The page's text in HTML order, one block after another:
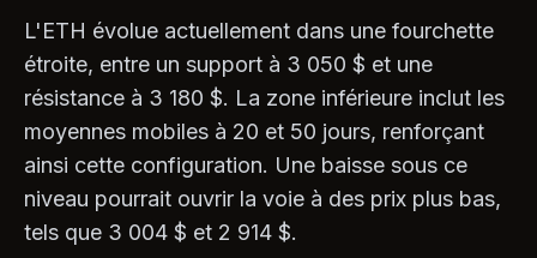
L'ETH évolue actuellement dans une fourchette
étroite, entre un support à 3 050 $ et une
résistance à 3 180 $. La zone inférieure inclut les
moyennes mobiles à 20 et 50 jours, renforçant
ainsi cette configuration. Une baisse sous ce
niveau pourrait ouvrir la voie à des prix plus bas,
tels que 3 004 $ et 2 914 $.